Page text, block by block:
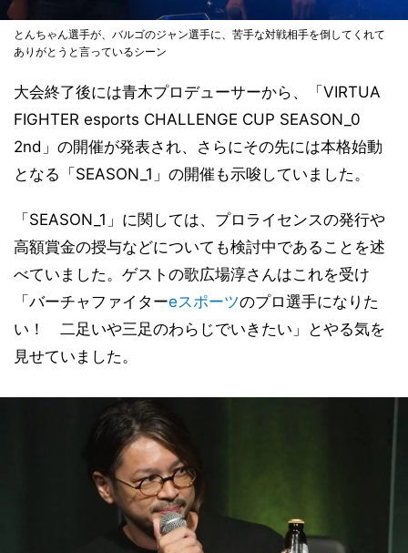
とんちゃん選手が、バルゴのジャン選手に、苦手な対戦相手を倒してくれて
ありがとうと言っているシーン
大会終了後には青木プロデューサーから、「VIRTUA
FIGHTER esports CHALLENGE CUP SEASON_0
2nd」の開催が発表され、さらにその先には本格始動
となる「SEASON_1」の開催も示唆していました。
「SEASON_1」に関しては、プロライセンスの発行や
高額賞金の授与などについても検討中であることを述
べていました。ゲストの歌広場淳さんはこれを受け
「バーチャファイターeスポーツのプロ選手になりた
い！ 二足いや三足のわらじでいきたい」とやる気を
見せていました。